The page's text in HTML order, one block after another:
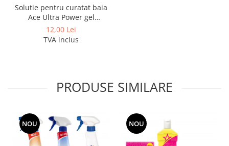
Solutie pentru curatat baia
Ace Ultra Power gel
inalbitor si degresant Floral
750 ml
12,00 Lei
TVA inclus
PRODUSE SIMILARE
NOU NOU